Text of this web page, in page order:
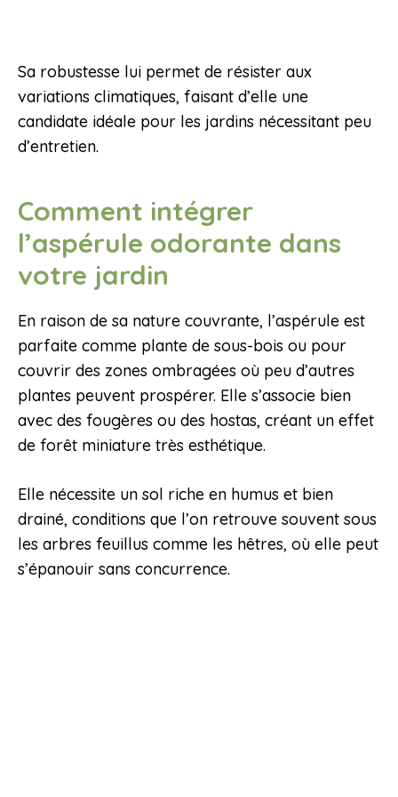
Sa robustesse lui permet de résister aux
variations climatiques, faisant d’elle une
candidate idéale pour les jardins nécessitant peu
d’entretien.
Comment intégrer
l’aspérule odorante dans
votre jardin
En raison de sa nature couvrante, l’aspérule est
parfaite comme plante de sous-bois ou pour
couvrir des zones ombragées où peu d’autres
plantes peuvent prospérer. Elle s’associe bien
avec des fougères ou des hostas, créant un effet
de forêt miniature très esthétique.
Elle nécessite un sol riche en humus et bien
drainé, conditions que l’on retrouve souvent sous
les arbres feuillus comme les hêtres, où elle peut
s’épanouir sans concurrence.